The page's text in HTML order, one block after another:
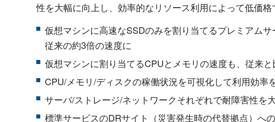
性を大幅に向上し、効率的なリソース利用によって低価格
仮想マシンに高速なSSDのみを割り当てるプレミアム
従来の約3倍の速度に
仮想マシンに割り当てるCPUとメモリの速度も、従来
CPU/メモリ/ディスクの稼働状況を可視化して利用効率
サーバ/ストレージ/ネットワークそれぞれで耐障害性を
標準サービスのDRサイト（災害発生時の代替拠点）へ